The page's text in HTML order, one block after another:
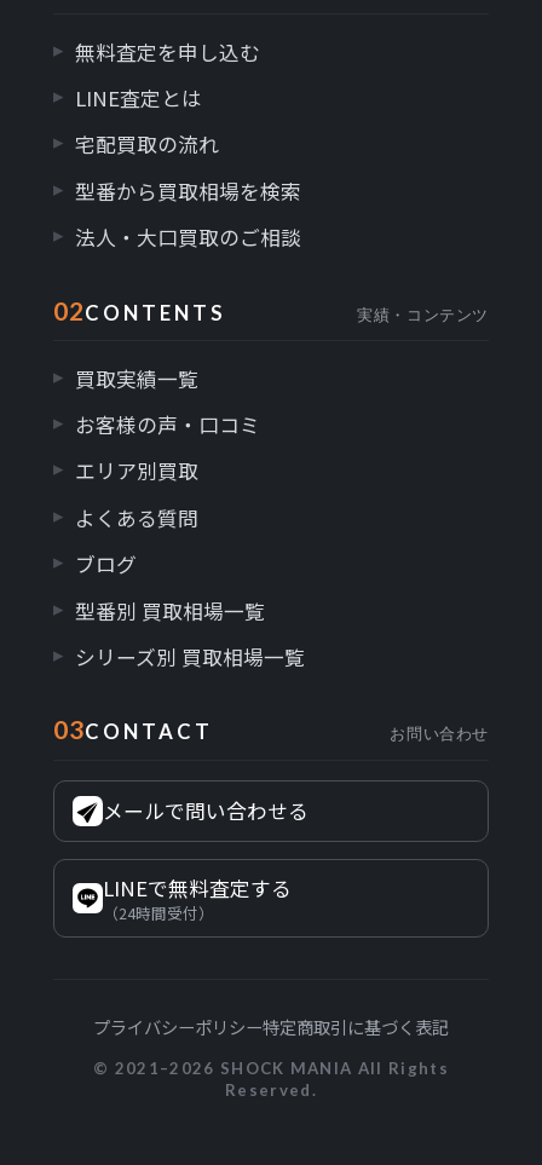
無料査定を申し込む
LINE査定とは
宅配買取の流れ
型番から買取相場を検索
法人・大口買取のご相談
02CONTENTS 実績・コンテンツ
買取実績一覧
お客様の声・口コミ
エリア別買取
よくある質問
ブログ
型番別 買取相場一覧
シリーズ別 買取相場一覧
03CONTACT お問い合わせ
メールで問い合わせる
LINEで無料査定する
（24時間受付）
プライバシーポリシー特定商取引に基づく表記
© 2021–2026 SHOCK MANIA All Rights
Reserved.